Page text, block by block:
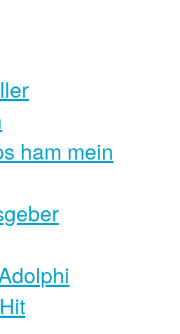
ham mein